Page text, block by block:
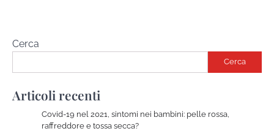
Cerca
Cerca
Articoli recenti
Covid-19 nel 2021, sintomi nei bambini: pelle rossa,
raffreddore e tossa secca?